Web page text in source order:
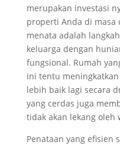
merupakan investasi
properti Anda di masa
menata adalah
keluarga dengan
fungsional. Rumah
ini tentu
lebih baik lagi secara
yang cerdas juga
tidak akan lekang oleh
Penataan yang efisien